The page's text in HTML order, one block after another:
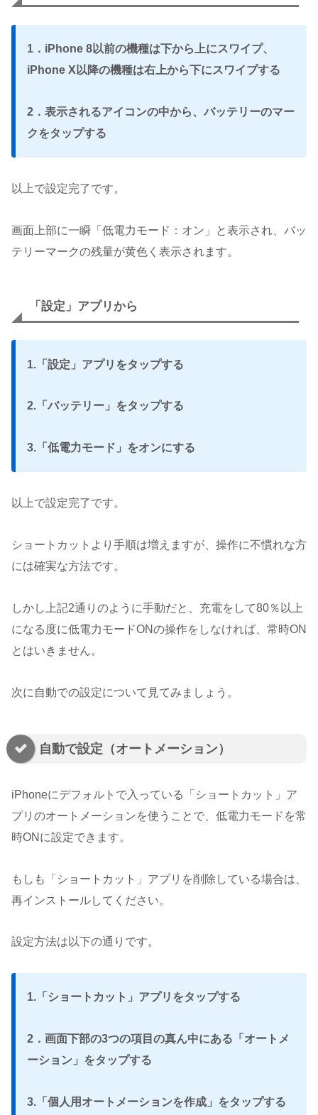
1．iPhone 8以前の機種は下から上にスワイプ、
iPhone X以降の機種は右上から下にスワイプする
2．表示されるアイコンの中から、バッテリーのマー
クをタップする
以上で設定完了です。
画面上部に一瞬「低電力モード：オン」と表示され、バッ
テリーマークの残量が黄色く表示されます。
「設定」アプリから
1.「設定」アプリをタップする
2.「バッテリー」をタップする
3.「低電力モード」をオンにする
以上で設定完了です。
ショートカットより手順は増えますが、操作に不慣れな方
には確実な方法です。
しかし上記2通りのように手動だと、充電をして80％以上
になる度に低電力モードONの操作をしなければ、常時ON
とはいきません。
次に自動での設定について見てみましょう。
自動で設定（オートメーション）
iPhoneにデフォルトで入っている「ショートカット」ア
プリのオートメーションを使うことで、低電力モードを常
時ONに設定できます。
もしも「ショートカット」アプリを削除している場合は、
再インストールしてください。
設定方法は以下の通りです。
1.「ショートカット」アプリをタップする
2．画面下部の3つの項目の真ん中にある「オートメ
ーション」をタップする
3.「個人用オートメーションを作成」をタップする